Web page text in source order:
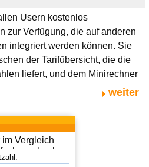
Usern kostenlos
zur Verfügung, die auf anderen
integriert werden können. Sie
der Tarifübersicht, die die
liefert, und dem Minirechner
weiter
Vergleich
wechseln